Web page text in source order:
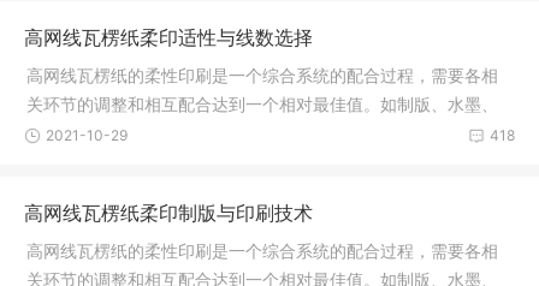
高网线瓦楞纸柔印适性与线数选择
高网线瓦楞纸的柔性印刷是一个综合系统的配合过程，需要各相
关环节的调整和相互配合达到一个相对最佳值。如制版、水墨、
瓦楞面纸
418
2021-10-29
高网线瓦楞纸柔印制版与印刷技术
高网线瓦楞纸的柔性印刷是一个综合系统的配合过程，需要各相
关环节的调整和相互配合达到一个相对最佳值。如制版、水墨、